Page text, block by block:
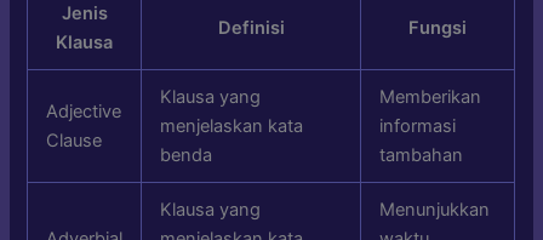
Jenis
Klausa
Definisi Fungsi
Adjective
Clause
Klausa yang
menjelaskan kata
benda
Memberikan
informasi
tambahan
Klausa yang
Menunjukkan